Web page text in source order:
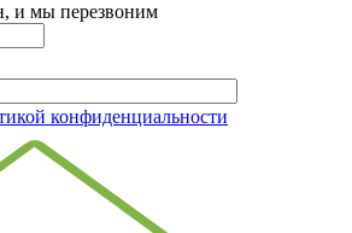
и мы перезвоним
конфиденциальности